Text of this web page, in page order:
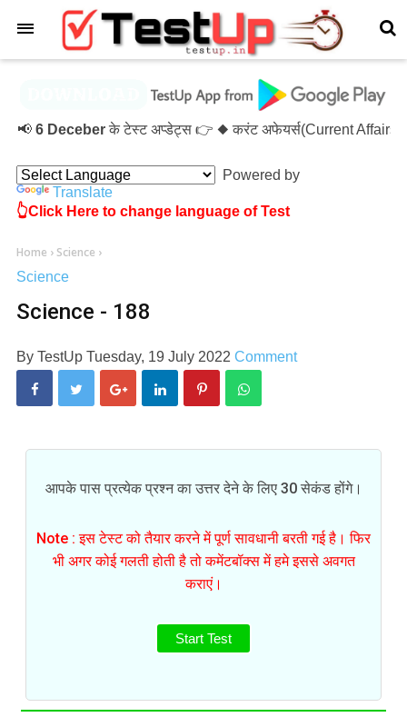
6 Deceberके टेस्ट अप्डेट्स 👉 ◆ करंट अफेयर्स(Current Affairs)-
Powered by
Translate
👆Click Here to change language of Test
Home › Science ›
Science
Science - 188
By TestUp Tuesday, 19 July 2022 Comment
आपके पास प्रत्येक प्रश्न का उत्तर देने के लिए 30 सेकंड होंगे।
Note : इस टेस्ट को तैयार करने में पूर्ण सावधानी बरती गई है। फिर
भी अगर कोई गलती होती है तो कमेंटबॉक्स में हमे इससे अवगत
कराएं।
Start Test